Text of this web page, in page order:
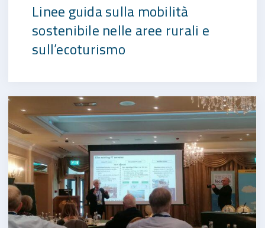
Linee guida sulla mobilità
sostenibile nelle aree rurali e
sull’ecoturismo